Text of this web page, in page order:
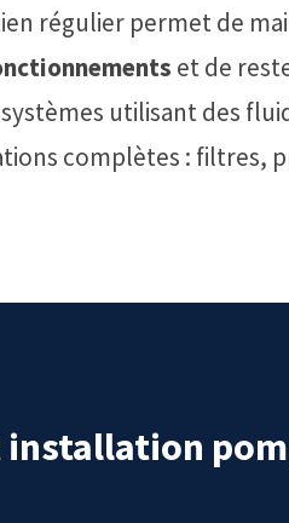
régulier permet de
et de
utilisant des
complètes : filtres,
installation